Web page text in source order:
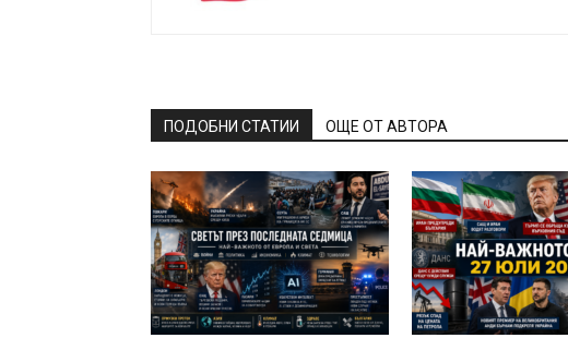
ПОДОБНИ СТАТИИ ОЩЕ ОТ АВТОРА